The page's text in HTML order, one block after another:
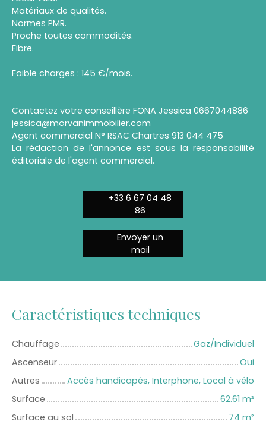
Matériaux de qualités.
Normes PMR.
Proche toutes commodités.
Fibre.
Faible charges : 145 €/mois.
Contactez votre conseillère FONA Jessica 0667044886
jessica@morvanimmobilier.com
Agent commercial N° RSAC Chartres 913 044 475
La rédaction de l'annonce est sous la responsabilité
éditoriale de l'agent commercial.
+33 6 67 04 48
86
Envoyer un
mail
Caractéristiques techniques
Chauffage
Gaz/Individuel
Ascenseur
Oui
Autres
Accès handicapés, Interphone, Local à vélo
Surface
62.61 m²
Surface au sol
74 m²